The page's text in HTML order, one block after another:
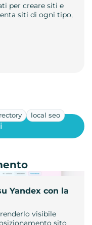
per creare siti e
siti di ogni tipo,
local seo
Yandex con la
visibile
sito